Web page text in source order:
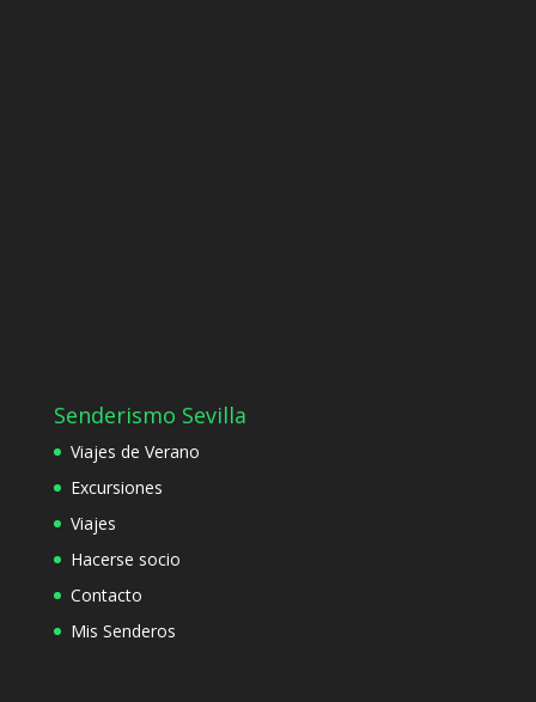
Senderismo Sevilla
Viajes de Verano
Excursiones
Viajes
Hacerse socio
Contacto
Mis Senderos